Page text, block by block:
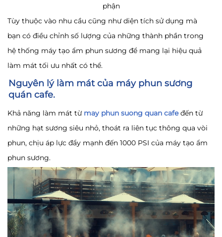
phận
Tùy thuộc vào nhu cầu cũng như diện tích sử dụng mà
bạn có điều chỉnh số lượng của những thành phần trong
hệ thống máy tạo ẩm phun sương để mang lại hiệu quả
làm mát tối ưu nhất có thể.
Nguyên lý làm mát của máy phun sương
quán cafe.
Khả năng làm mát từ may phun suong quan cafeđến từ
những hạt sương siêu nhỏ, thoát ra liên tục thông qua vòi
phun, chịu áp lực đẩy mạnh đến 1000 PSI của máy tạo ẩm
phun sương.